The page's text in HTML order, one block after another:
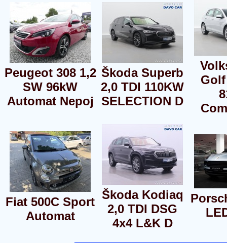
Peugeot 308 1,2
SW 96kW
Automat Nepoj
Škoda Superb
2,0 TDI 110KW
SELECTION D
Fiat 500C Sport
Automat
Škoda Kodiaq
2,0 TDI DSG
4x4 L&K D